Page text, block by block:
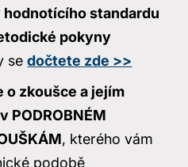
standardu
pokyny
sedočtete zde >>
o zkoušce a jejím
PODROBNÉM
, kterého vám
podobě